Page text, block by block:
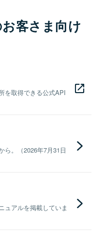
客さま向け
を取得できる公式API
ら。（2026年7月31日
ュアルを掲載していま